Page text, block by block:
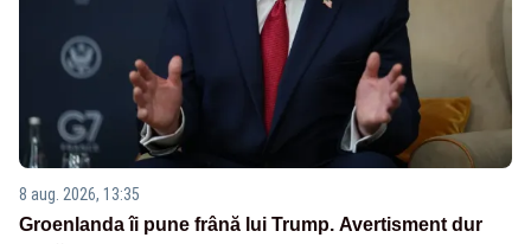
8 aug. 2026, 13:35
Groenlanda îi pune frână lui Trump. Avertisment dur